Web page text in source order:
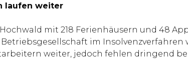
laufen weiter
mit 218 Ferienhäusern und 48
im Insolvenzverfahren
weiter, jedoch fehlen dringend